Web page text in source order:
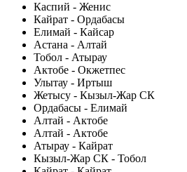
Каспий - Женис
Кайрат - Ордабасы
Елимай - Кайсар
Астана - Алтай
Тобол - Атырау
Актобе - Окжетпес
Улытау - Иртыш
Жетысу - Кызыл-Жар СК
Ордабасы - Елимай
Алтай - Актобе
Алтай - Актобе
Атырау - Кайрат
Кызыл-Жар СК - Тобол